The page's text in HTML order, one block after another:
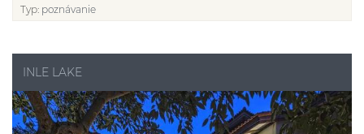
Typ: poznávanie
INLE LAKE